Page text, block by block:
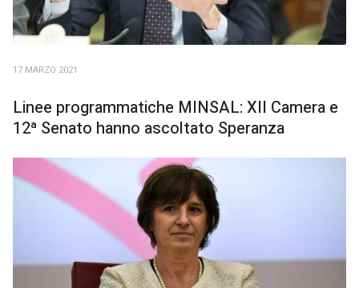
17 MARZO 2021
Linee programmatiche MINSAL: XII Camera e
12ª Senato hanno ascoltato Speranza